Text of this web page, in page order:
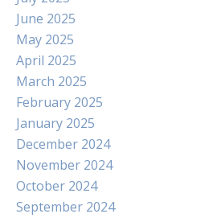
June 2025
May 2025
April 2025
March 2025
February 2025
January 2025
December 2024
November 2024
October 2024
September 2024